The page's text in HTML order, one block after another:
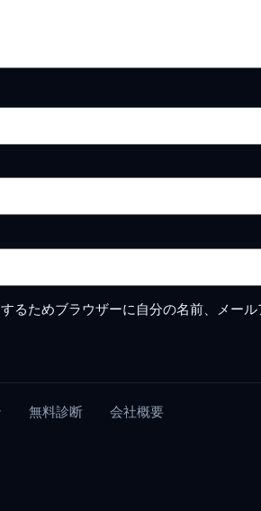
るためブラウザーに自分の名前、メール
無料診断 会社概要